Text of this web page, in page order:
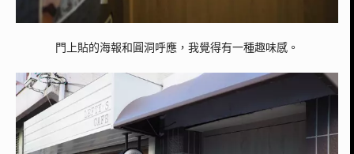
門上貼的海報和圓洞呼應，我覺得有一種趣味感。